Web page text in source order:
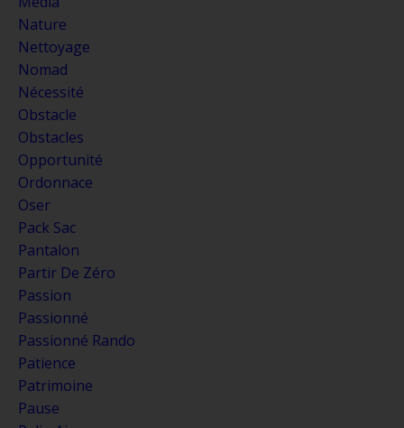
Nature
Nettoyage
Nomad
Nécessité
Obstacle
Obstacles
Opportunité
Ordonnace
Oser
Pack Sac
Pantalon
Partir De Zéro
Passion
Passionné
Passionné Rando
Patience
Patrimoine
Pause